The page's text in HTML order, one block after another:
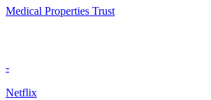
Medical Properties Trust
-
Netflix